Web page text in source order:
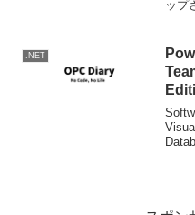
ップ
.NET